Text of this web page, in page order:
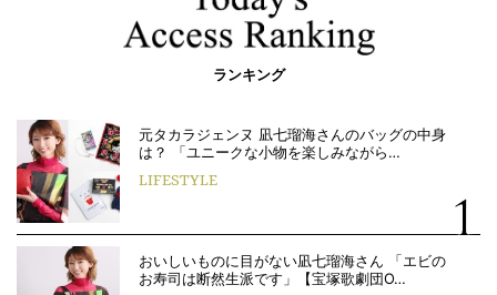
ランキング
元タカラジェンヌ 凪七瑠海さんのバッグの中身
は？ 「ユニークな小物を楽しみながら…
LIFESTYLE
おいしいものに目がない凪七瑠海さん 「エビの
お寿司は断然生派です」【宝塚歌劇団O…